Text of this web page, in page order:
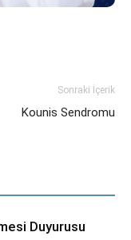
Sonraki İçerik
Kounis Sendromu
Duyurusu